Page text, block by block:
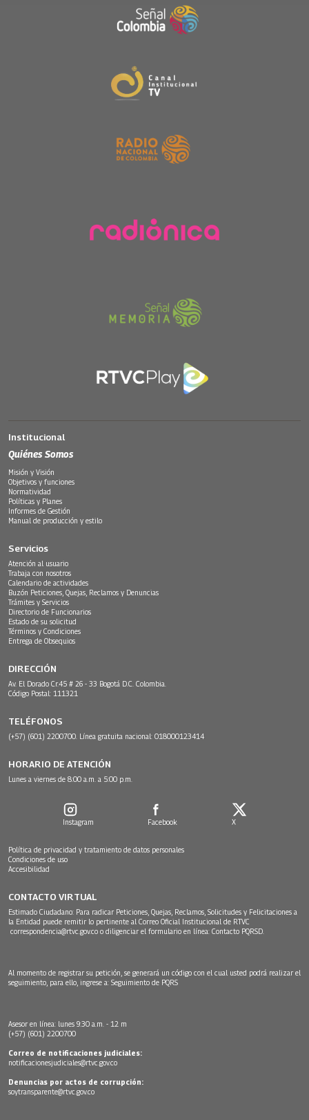
Institucional
Quiénes Somos
Misión y Visión
Objetivos y funciones
Normatividad
Políticas y Planes
Informes de Gestión
Manual de producción y estilo
Servicios
Atención al usuario
Trabaja con nosotros
Calendario de actividades
Buzón Peticiones, Quejas, Reclamos y Denuncias
Trámites y Servicios
Directorio de Funcionarios
Estado de su solicitud
Términos y Condiciones
Entrega de Obsequios
DIRECCIÓN
Av. El Dorado Cr.45 # 26 - 33 Bogotá D.C. Colombia.
Código Postal: 111321
TELÉFONOS
(+57) (601) 2200700. Línea gratuita nacional: 018000123414
HORARIO DE ATENCIÓN
Lunes a viernes de 8:00 a.m. a 5:00 p.m.
Instagram Facebook X
Política de privacidad y tratamiento de datos personales
Condiciones de uso
Accesibilidad
CONTACTO VIRTUAL
Estimado Ciudadano: Para radicar Peticiones, Quejas, Reclamos, Solicitudes y Felicitaciones a
la Entidad puede remitir lo pertinente al Correo Oficial Institucional de RTVC
correspondencia@rtvc.gov.co o diligenciar el formulario en línea: Contacto PQRSD.
Al momento de registrar su petición, se generará un código con el cual usted podrá realizar el
seguimiento, para ello, ingrese a: Seguimiento de PQRS
Asesor en línea: lunes 9:30 a.m. - 12 m
(+57) (601) 2200700
Correo de notificaciones judiciales:
notificacionesjudiciales@rtvc.gov.co
Denuncias por actos de corrupción:
soytransparente@rtvc.gov.co